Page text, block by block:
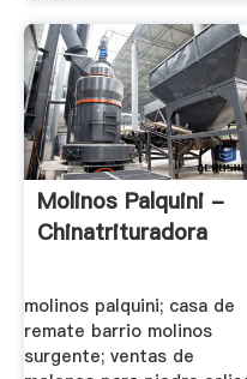
Molinos Palquini -
Chinatrituradora
molinos palquini; casa de
remate barrio molinos
surgente; ventas de